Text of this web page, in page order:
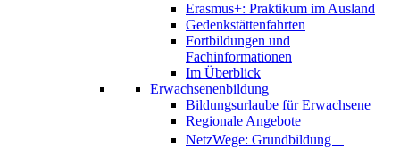
Erasmus+: Praktikum im Ausland
Gedenkstättenfahrten
Fortbildungen und
Fachinformationen
Im Überblick
Erwachsenenbildung
Bildungsurlaube für Erwachsene
Regionale Angebote
NetzWege: Grundbildung